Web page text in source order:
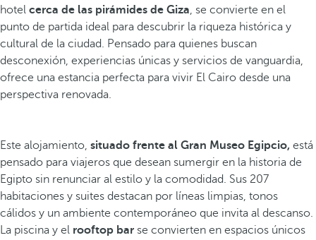
hotel cerca de las pirámides de Giza, se convierte en el
punto de partida ideal para descubrir la riqueza histórica y
cultural de la ciudad. Pensado para quienes buscan
desconexión, experiencias únicas y servicios de vanguardia,
ofrece una estancia perfecta para vivir El Cairo desde una
perspectiva renovada.
Este alojamiento, situado frente al Gran Museo Egipcio, está
pensado para viajeros que desean sumergir en la historia de
Egipto sin renunciar al estilo y la comodidad. Sus 207
habitaciones y suites destacan por líneas limpias, tonos
cálidos y un ambiente contemporáneo que invita al descanso.
La piscina y el rooftop bar se convierten en espacios únicos